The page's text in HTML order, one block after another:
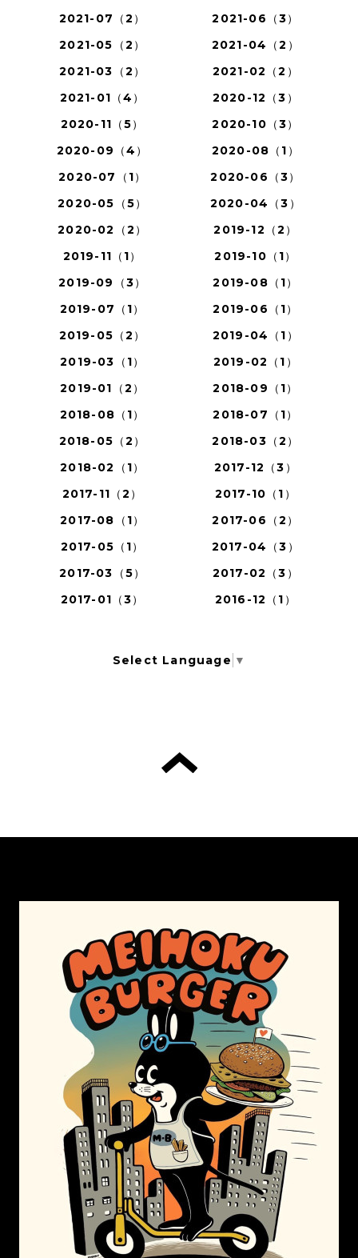
2021-07（2）
2021-06（3）
2021-05（2）
2021-04（2）
2021-03（2）
2021-02（2）
2021-01（4）
2020-12（3）
2020-11（5）
2020-10（3）
2020-09（4）
2020-08（1）
2020-07（1）
2020-06（3）
2020-05（5）
2020-04（3）
2020-02（2）
2019-12（2）
2019-11（1）
2019-10（1）
2019-09（3）
2019-08（1）
2019-07（1）
2019-06（1）
2019-05（2）
2019-04（1）
2019-03（1）
2019-02（1）
2019-01（2）
2018-09（1）
2018-08（1）
2018-07（1）
2018-05（2）
2018-03（2）
2018-02（1）
2017-12（3）
2017-11（2）
2017-10（1）
2017-08（1）
2017-06（2）
2017-05（1）
2017-04（3）
2017-03（5）
2017-02（3）
2017-01（3）
2016-12（1）
Select Language ▼